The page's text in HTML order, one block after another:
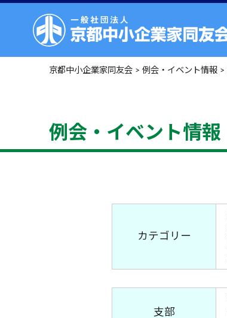
京都中小企業家同友会 > 例会・イベント情報 >
例会・イベント情報
カテゴリー
支部